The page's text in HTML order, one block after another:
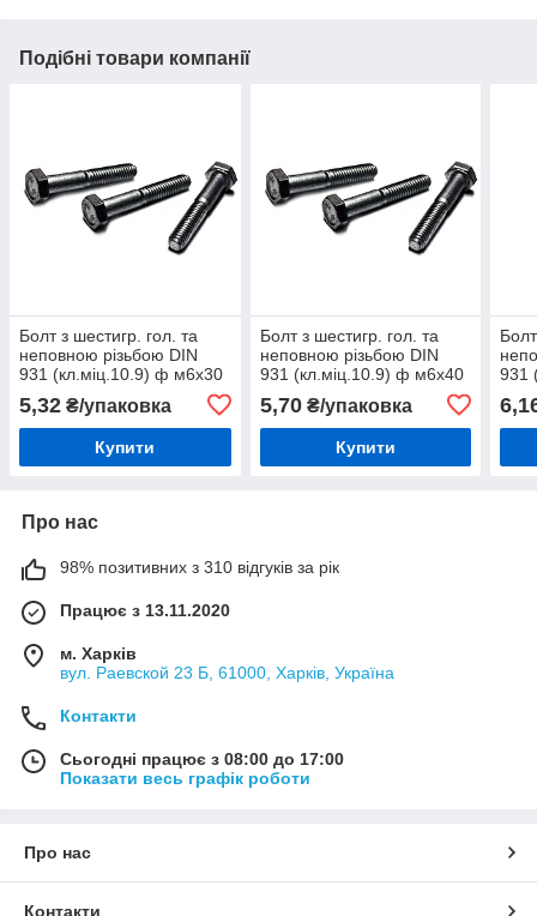
Подібні товари компанії
Болт з шестигр. гол. та
неповною різьбою DIN
931 (кл.міц.10.9) ф м6х30
5,32 ₴/упаковка
Купити
Болт з шестигр. гол. та
неповною різьбою DIN
931 (кл.міц.10.9) ф м6х40
5,70₴/упаковка
Купити
931
Про нас
98% позитивних з 310 відгуків за рік
Працює з 13.11.2020
м. Харків
вул. Раевской 23 Б, 61000, Харків, Україна
Контакти
Сьогодні працює з 08:00 до 17:00
Показати весь графік роботи
Про нас
Контакти